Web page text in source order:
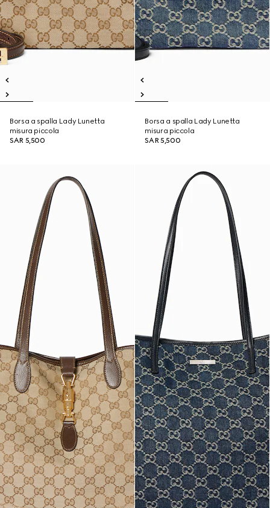
Borsa a spalla Lady Lunetta
misura piccola
SAR 5,500
Borsa a spalla Lady Lunetta
misura piccola
SAR 5,500